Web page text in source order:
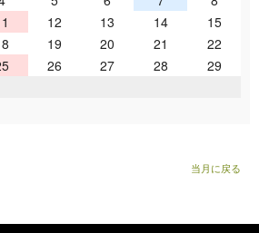
12 13 14
15
19 20 21
22
26 27 28
29
当月に戻る